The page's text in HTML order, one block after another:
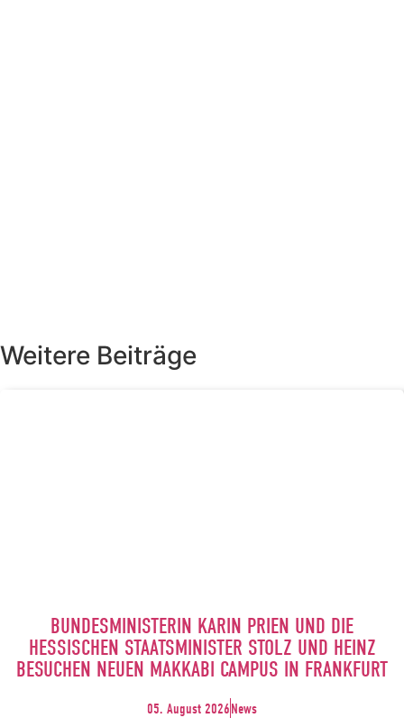
Weitere Beiträge
BUNDESMINISTERIN KARIN PRIEN UND DIE
HESSISCHEN STAATSMINISTER STOLZ UND HEINZ
BESUCHEN NEUEN MAKKABI CAMPUS IN FRANKFURT
05. August 2026News